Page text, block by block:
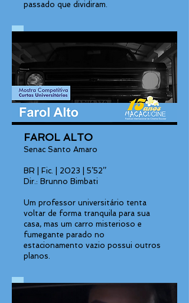
passado que dividiram.
FAROL ALTO
Senac Santo Amaro
BR | Fic. | 2023 | 5’52’’
Dir.: Brunno Bimbati
Um professor universitário tenta
voltar de forma tranquila para sua
casa, mas um carro misterioso e
fumegante parado no
estacionamento vazio possui outros
planos.